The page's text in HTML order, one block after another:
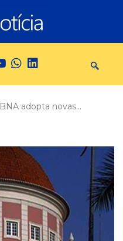
BNA adopta novas…